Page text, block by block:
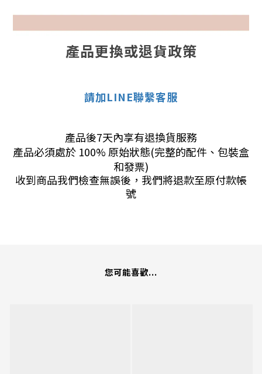
產品更換或退貨政策
請加LINE聯繫客服
產品後7天內享有退換貨服務
產品必須處於 100% 原始狀態(完整的配件、包裝盒
和發票)
收到商品我們檢查無誤後，我們將退款至原付款帳
號
您可能喜歡...